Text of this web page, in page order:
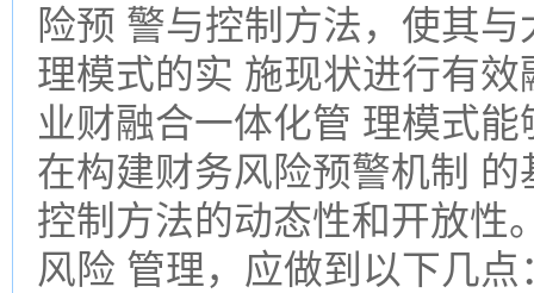
险预 警与控制方法，使其
理模式的实 施现状进行有
业财融合一体化管 理模式
在构建财务风险预警机制
控制方法的动态性和开放性
风险 管理，应做到以下几点